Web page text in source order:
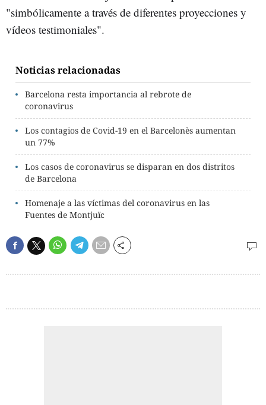
"simbólicamente a través de diferentes proyecciones y
vídeos testimoniales".
Noticias relacionadas
Barcelona resta importancia al rebrote de
coronavirus
Los contagios de Covid-19 en el Barcelonès aumentan
un 77%
Los casos de coronavirus se disparan en dos distritos
de Barcelona
Homenaje a las víctimas del coronavirus en las
Fuentes de Montjuïc